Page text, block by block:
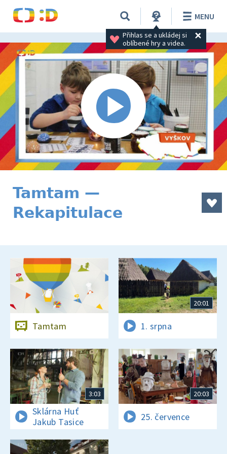
Přihlas se a ukládej si
oblíbené hry a videa.
MENU
Tamtam —
Rekapitulace
Tamtam
20:01
1. srpna
3:03
Sklárna Huť
Jakub Tasice
20:03
25. července